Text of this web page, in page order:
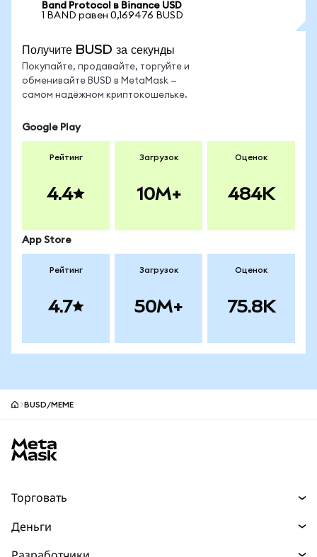
Band Protocol в Binance USD
1 BAND равен 0,169476 BUSD
Получите BUSD за секунды
Покупайте, продавайте, торгуйте и
обменивайте BUSD в MetaMask —
самом надёжном криптокошельке.
Google Play
Рейтинг
4.4
Загрузок
10M+
Оценок
484K
App Store
Рейтинг
4.7
Загрузок
50M+
Оценок
75.8K
BUSD/MEME
Торговать
Деньги